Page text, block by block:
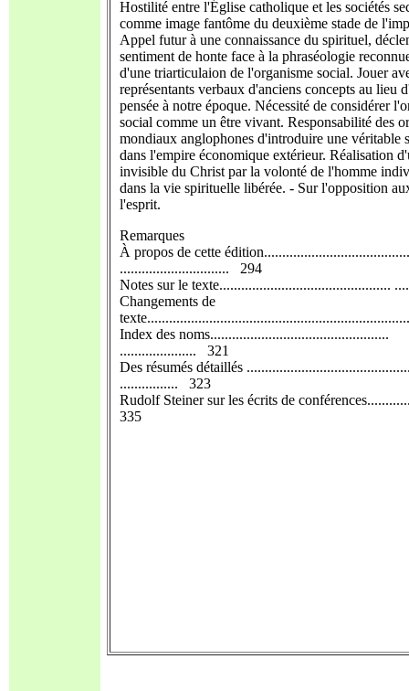
Hostilité entre l'Église catholique et les sociétés
comme image fantôme du deuxième stade de
Appel futur à une connaissance du spirituel,
sentiment de honte face à la phraséologie
d'une triarticulaion de l'organisme social. Jouer
représentants verbaux d'anciens concepts au lieu
pensée à notre époque. Nécessité de considérer
social comme un être vivant. Responsabilité des
mondiaux anglophones d'introduire une véritable
dans l'empire économique extérieur. Réalisation
invisible du Christ par la volonté de l'homme
dans la vie spirituelle libérée. - Sur l'opposition
l'esprit.
Remarques
À propos de cette
.............................. 294
Notes sur le texte...............................................
Changements de
Index des noms.................................................
..................... 321
Des résumés détaillés
................ 323
Rudolf Steiner sur les écrits de
335